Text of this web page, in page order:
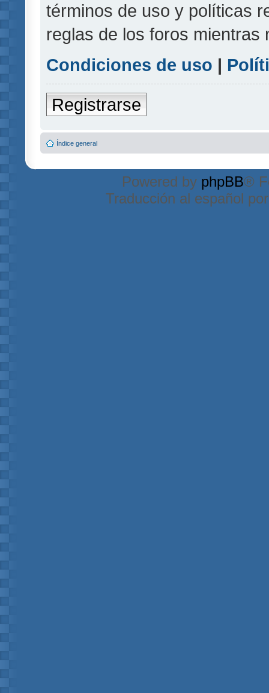
términos de uso y políticas
reglas de los foros mientras
Condiciones de uso |
Registrarse
Índice general
Powered by phpBB®
Traducción al español